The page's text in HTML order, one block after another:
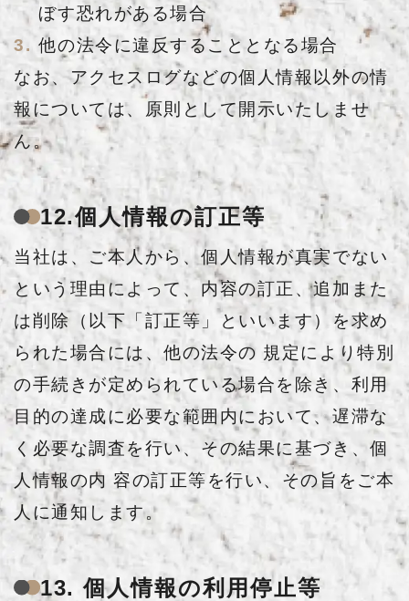
ぼす恐れがある場合
他の法令に違反することとなる場合
なお、アクセスログなどの個人情報以外の情
報については、原則として開示いたしませ
ん。
12.個人情報の訂正等
当社は、ご本人から、個人情報が真実でない
という理由によって、内容の訂正、追加また
は削除（以下「訂正等」といいます）を求め
られた場合には、他の法令の 規定により特別
の手続きが定められている場合を除き、利用
目的の達成に必要な範囲内において、遅滞な
く必要な調査を行い、その結果に基づき、個
人情報の内 容の訂正等を行い、その旨をご本
人に通知します。
13. 個人情報の利用停止等